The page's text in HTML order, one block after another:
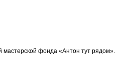
мастерской фонда «Антон тут рядом».